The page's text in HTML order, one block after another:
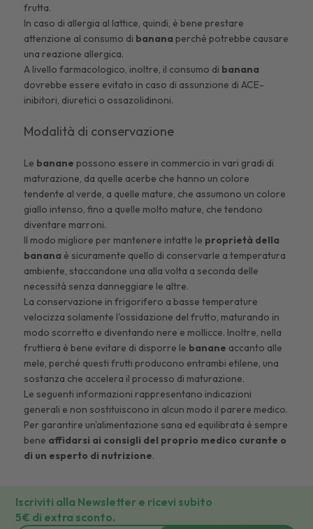
frutta.
In caso di allergia al lattice, quindi, è bene prestare
attenzione al consumo di banana perché potrebbe causare
una reazione allergica.
A livello farmacologico, inoltre, il consumo di banana
dovrebbe essere evitato in caso di assunzione di ACE-
inibitori, diuretici o ossazolidinoni.
Modalità di conservazione
Le banane possono essere in commercio in vari gradi di
maturazione, da quelle acerbe che hanno un colore
tendente al verde, a quelle mature, che assumono un colore
giallo intenso, fino a quelle molto mature, che tendono
diventare marroni.
Il modo migliore per mantenere intatte le proprietà della
banana è sicuramente quello di conservarle a temperatura
ambiente, staccandone una alla volta a seconda delle
necessità senza danneggiare le altre.
La conservazione in frigorifero a basse temperature
velocizza solamente l'ossidazione del frutto, maturando in
modo scorretto e diventando nere e mollicce. Inoltre, nella
fruttiera è bene evitare di disporre le banane accanto alle
mele, perché questi frutti producono entrambi etilene, una
sostanza che accelera il processo di maturazione.
Le seguenti informazioni rappresentano indicazioni
generali e non sostituiscono in alcun modo il parere medico.
Per garantire un'alimentazione sana ed equilibrata è sempre
bene affidarsi ai consigli del proprio medico curante o
di un esperto di nutrizione.
Iscriviti alla Newsletter e ricevi subito
5€ di extra sconto.